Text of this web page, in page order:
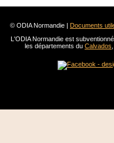
© ODIA Normandie | Documents
L'ODIA Normandie est
les départements du Calvados